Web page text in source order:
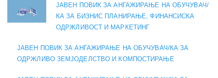
ЈАВЕН ПОВИК ЗА АНГАЖИРАЊЕ НА ОБУЧУВАЧ/
КА ЗА БИЗНИС ПЛАНИРАЊЕ, ФИНАНСИСКА
ОДРЖЛИВОСТ И МАРКЕТИНГ
ЈАВЕН ПОВИК ЗА АНГАЖИРАЊЕ НА ОБУЧУВАЧ/КА ЗА
ОДРЖЛИВО ЗЕМЈОДЕЛСТВО И КОМПОСТИРАЊЕ